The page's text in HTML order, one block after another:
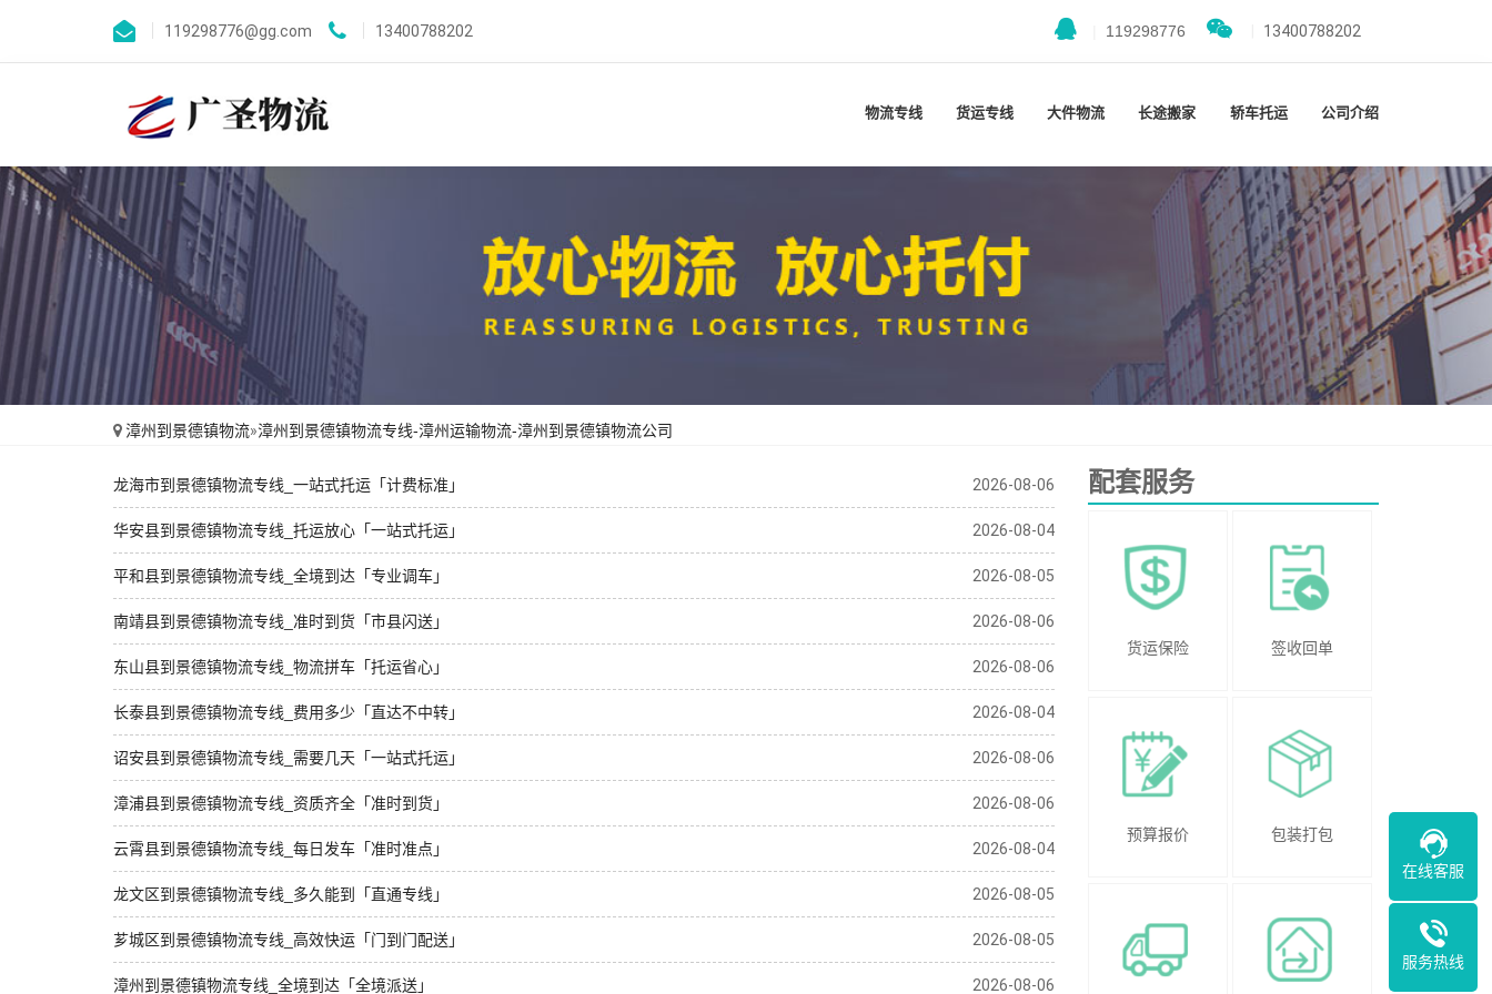
119298776@gg.com 13400788202 119298776 13400788202
物流专线 货运专线 大件物流 长途搬家 轿车托运 公司介绍
漳州到景德镇物流»漳州到景德镇物流专线-漳州运输物流-漳州到景德镇物流公司
龙海市到景德镇物流专线_一站式托运「计费标准」 2026-08-06
华安县到景德镇物流专线_托运放心「一站式托运」 2026-08-04
平和县到景德镇物流专线_全境到达「专业调车」 2026-08-05
南靖县到景德镇物流专线_准时到货「市县闪送」 2026-08-06
东山县到景德镇物流专线_物流拼车「托运省心」 2026-08-06
长泰县到景德镇物流专线_费用多少「直达不中转」 2026-08-04
诏安县到景德镇物流专线_需要几天「一站式托运」 2026-08-06
漳浦县到景德镇物流专线_资质齐全「准时到货」 2026-08-06
云霄县到景德镇物流专线_每日发车「准时准点」 2026-08-04
龙文区到景德镇物流专线_多久能到「直通专线」 2026-08-05
芗城区到景德镇物流专线_高效快运「门到门配送」 2026-08-05
漳州到景德镇物流专线_全境到达「全境派送」 2026-08-06
配套服务
货运保险 签收回单
预算报价 包装打包
在线客服
服务热线